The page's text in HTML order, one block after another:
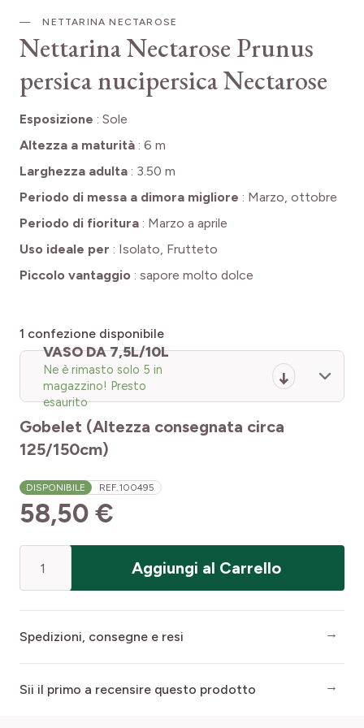
NETTARINA NECTAROSE
Nettarina Nectarose Prunus
persica nucipersica Nectarose
Esposizione : Sole
Altezza a maturità : 6 m
Larghezza adulta : 3.50 m
Periodo di messa a dimora migliore : Marzo, ottobre
Periodo di fioritura : Marzo a aprile
Uso ideale per : Isolato, Frutteto
Piccolo vantaggio : sapore molto dolce
1 confezione disponibile
VASO DA 7,5L/10L
Ne è rimasto solo 5 in
magazzino! Presto
esaurito
Gobelet (Altezza consegnata circa
125/150cm)
DISPONIBILE REF.100495
58,50 €
Aggiungi al Carrello
Spedizioni, consegne e resi
Sii il primo a recensire questo prodotto